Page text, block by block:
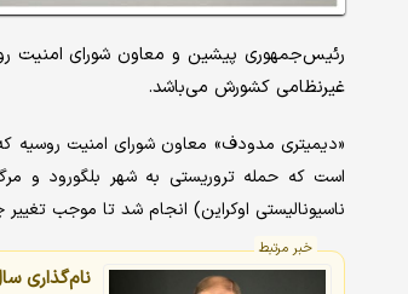
رئیس‌جمهوری پیشین و معاون شورای امنیت
غیرنظامی کشورش می‌باشد.
«دیمیتری مدودف» معاون شورای امنیت
است که حمله تروریستی به شهر بلگورود و
ناسیونالیستی اوکراین) انجام شد تا موجب
خبر مرتبط
نام‌گذاری سال 2024 توسط ولادیمیر پوتین/ پیام مهم